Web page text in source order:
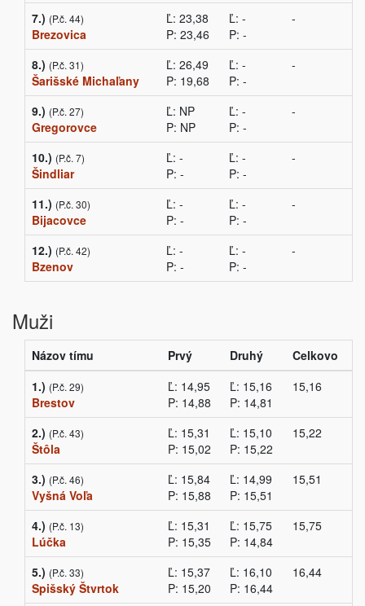
7.) (P.č. 44)
Brezovica
Ľ: 23,38
P: 23,46
Ľ: -
P: -
-
8.) (P.č. 31)
Šarišské Michaľany
Ľ: 26,49
P: 19,68
Ľ: -
P: -
-
9.) (P.č. 27)
Gregorovce
Ľ: NP
P: NP
Ľ: -
P: -
-
10.) (P.č. 7)
Šindliar
Ľ: -
P: -
Ľ: -
P: -
-
11.) (P.č. 30)
Bijacovce
Ľ: -
P: -
Ľ: -
P: -
-
12.) (P.č. 42)
Bzenov
Ľ: -
P: -
Ľ: -
P: -
-
Muži
Názov tímu Prvý Druhý
Celkovo
1.) (P.č. 29)
Brestov
Ľ: 14,95
P: 14,88
Ľ: 15,16
P: 14,81
15,16
2.) (P.č. 43)
Štôla
Ľ: 15,31
P: 15,02
Ľ: 15,10
P: 15,22
15,22
3.) (P.č. 46)
Vyšná Voľa
Ľ: 15,84
P: 15,88
Ľ: 14,99
P: 15,51
15,51
4.) (P.č. 13)
Lúčka
Ľ: 15,31
P: 15,35
Ľ: 15,75
P: 14,84
15,75
5.) (P.č. 33)
Spišský Štvrtok
Ľ: 15,37
P: 15,20
Ľ: 16,10
P: 16,44
16,44